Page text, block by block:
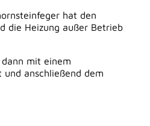
hat den
die Heizung außer Betrieb
mit einem
anschließend dem